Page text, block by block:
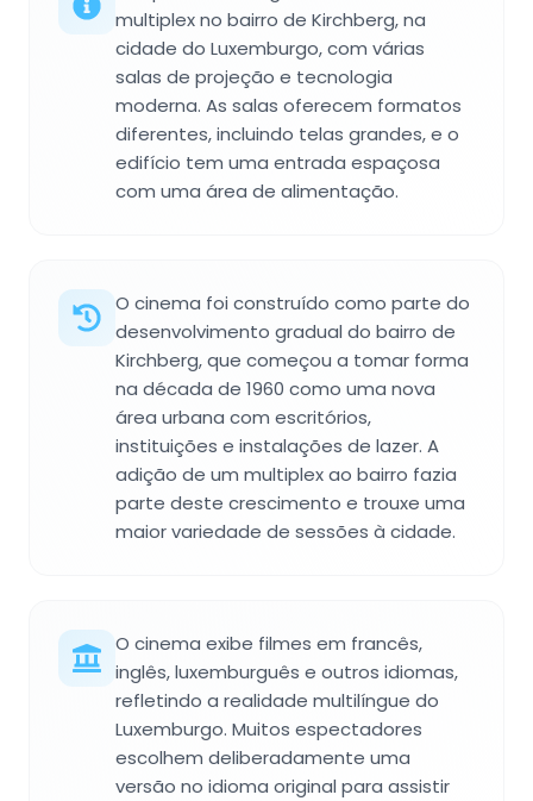
multiplex no bairro de Kirchberg, na
cidade do Luxemburgo, com várias
salas de projeção e tecnologia
moderna. As salas oferecem formatos
diferentes, incluindo telas grandes, e o
edifício tem uma entrada espaçosa
com uma área de alimentação.
O cinema foi construído como parte do
desenvolvimento gradual do bairro de
Kirchberg, que começou a tomar forma
na década de 1960 como uma nova
área urbana com escritórios,
instituições e instalações de lazer. A
adição de um multiplex ao bairro fazia
parte deste crescimento e trouxe uma
maior variedade de sessões à cidade.
O cinema exibe filmes em francês,
inglês, luxemburguês e outros idiomas,
refletindo a realidade multilíngue do
Luxemburgo. Muitos espectadores
escolhem deliberadamente uma
versão no idioma original para assistir